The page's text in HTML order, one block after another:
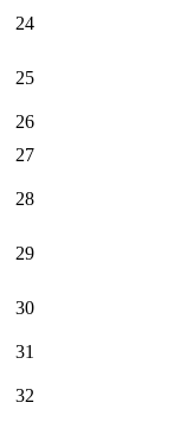
24
25
26
27
28
29
30
31
32